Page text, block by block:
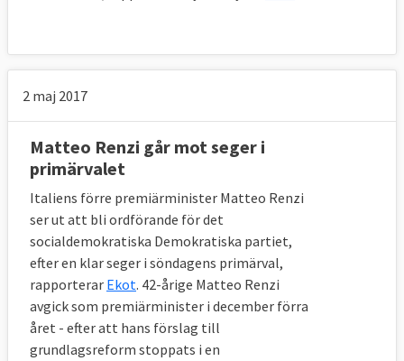
2 maj 2017
Matteo Renzi går mot seger i
primärvalet
Italiens förre premiärminister Matteo Renzi
ser ut att bli ordförande för det
socialdemokratiska Demokratiska partiet,
efter en klar seger i söndagens primärval,
rapporterar Ekot. 42-årige Matteo Renzi
avgick som premiärminister i december förra
året - efter att hans förslag till
grundlagsreform stoppats i en